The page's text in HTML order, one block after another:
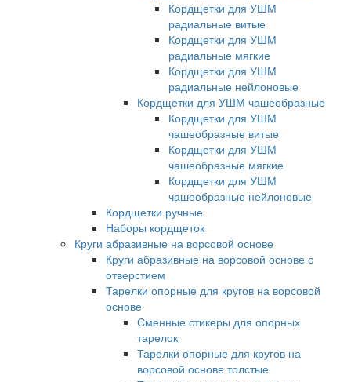
Кордщетки для УШМ
радиальные витые
Кордщетки для УШМ
радиальные мягкие
Кордщетки для УШМ
радиальные нейлоновые
Кордщетки для УШМ чашеобразные
Кордщетки для УШМ
чашеобразные витые
Кордщетки для УШМ
чашеобразные мягкие
Кордщетки для УШМ
чашеобразные нейлоновые
Кордщетки ручные
Наборы кордщеток
Круги абразивные на ворсовой основе
Круги абразивные на ворсовой основе с
отверстием
Тарелки опорные для кругов на ворсовой
основе
Сменные стикеры для опорных
тарелок
Тарелки опорные для кругов на
ворсовой основе толстые